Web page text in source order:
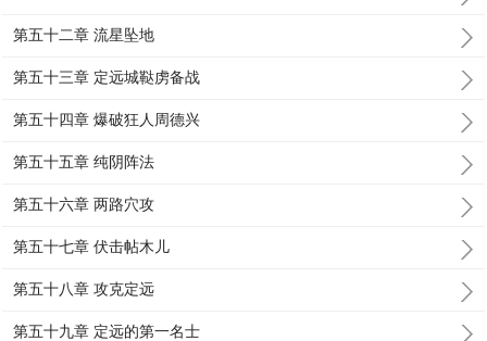
第五十二章 流星坠地
第五十三章 定远城鞑虏备战
第五十四章 爆破狂人周德兴
第五十五章 纯阴阵法
第五十六章 两路穴攻
第五十七章 伏击帖木儿
第五十八章 攻克定远
第五十九章 定远的第一名士